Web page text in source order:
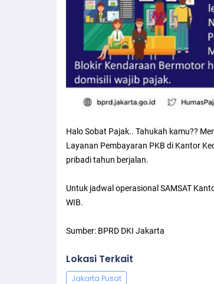
Halo Sobat Pajak.. Tahukah kamu??
Layanan Pembayaran PKB di Kantor
pribadi tahun berjalan.
Untuk jadwal operasional SAMSAT
WIB.
Sumber: BPRD DKI Jakarta
Lokasi Terkait
Jakarta Pusat